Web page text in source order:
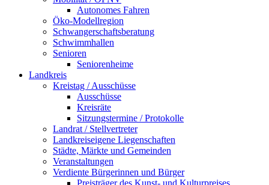
Autonomes Fahren
Öko-Modellregion
Schwangerschaftsberatung
Schwimmhallen
Senioren
Seniorenheime
Landkreis
Kreistag / Ausschüsse
Ausschüsse
Kreisräte
Sitzungstermine / Protokolle
Landrat / Stellvertreter
Landkreiseigene Liegenschaften
Städte, Märkte und Gemeinden
Veranstaltungen
Verdiente Bürgerinnen und Bürger
Preisträger des Kunst- und Kulturpreises